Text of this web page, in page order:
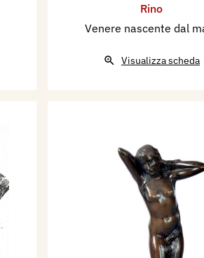
Rino
Venere nascente dal
Visualizza scheda